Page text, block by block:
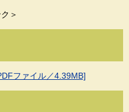
＞
ファイル／4.39MB]